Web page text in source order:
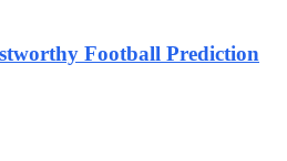
Football Prediction